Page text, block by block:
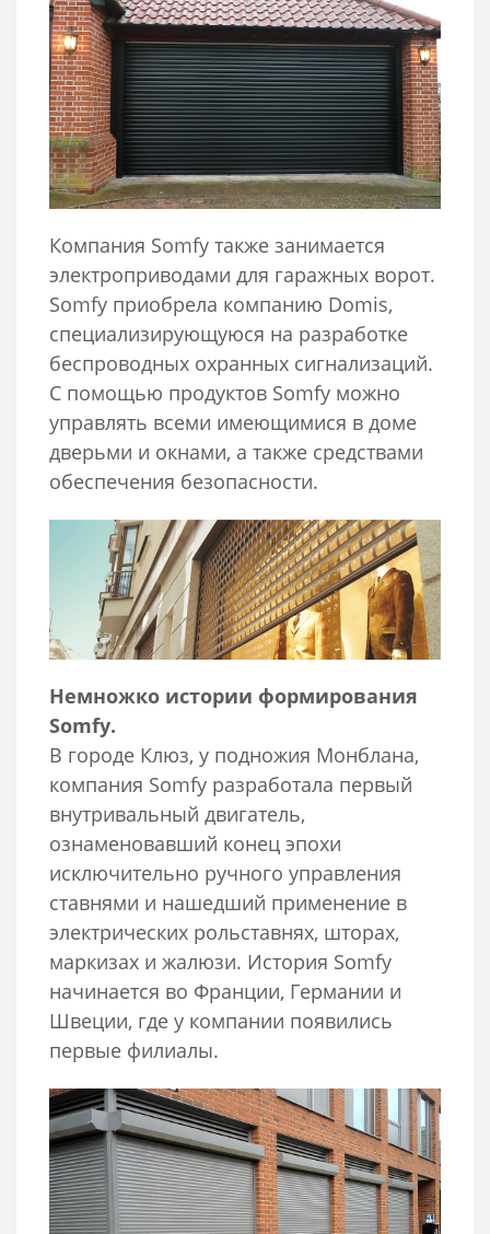
Компания Somfy также занимается
электроприводами для гаражных ворот.
Somfy приобрела компанию Domis,
специализирующуюся на разработке
беспроводных охранных сигнализаций.
С помощью продуктов Somfy можно
управлять всеми имеющимися в доме
дверьми и окнами, а также средствами
обеспечения безопасности.
Немножко истории формирования
Somfy.
В городе Клюз, у подножия Монблана,
компания Somfy разработала первый
внутривальный двигатель,
ознаменовавший конец эпохи
исключительно ручного управления
ставнями и нашедший применение в
электрических рольставнях, шторах,
маркизах и жалюзи. История Somfy
начинается во Франции, Германии и
Швеции, где у компании появились
первые филиалы.